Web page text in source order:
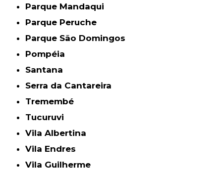
Parque Mandaqui
Parque Peruche
Parque São Domingos
Pompéia
Santana
Serra da Cantareira
Tremembé
Tucuruvi
Vila Albertina
Vila Endres
Vila Guilherme